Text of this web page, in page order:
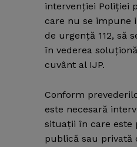
intervenţiei Poliţiei
care nu se impune
de urgenţă 112, să
în vederea
cuvânt al IJP.
Conform
este necesară
situaţii în care este
publică sau privată